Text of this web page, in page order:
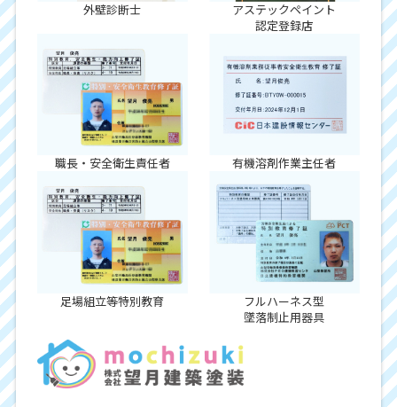
外壁診断士
アステックペイント
認定登録店
職長・安全衛生責任者 有機溶剤作業主任者
足場組立等特別教育
フルハーネス型
墜落制止用器具